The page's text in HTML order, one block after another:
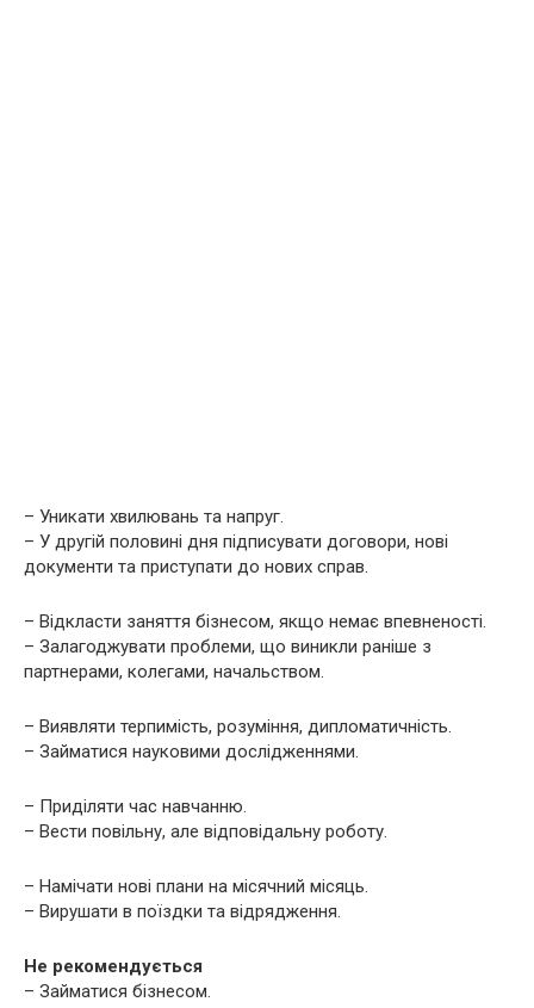
– Уникати хвилювань та напруг.
– У другій половині дня підписувати договори, нові
документи та приступати до нових справ.
– Відкласти заняття бізнесом, якщо немає впевненості.
– Залагоджувати проблеми, що виникли раніше з
партнерами, колегами, начальством.
– Виявляти терпимість, розуміння, дипломатичність.
– Займатися науковими дослідженнями.
– Приділяти час навчанню.
– Вести повільну, але відповідальну роботу.
– Намічати нові плани на місячний місяць.
– Вирушати в поїздки та відрядження.
Не рекомендується
– Займатися бізнесом.